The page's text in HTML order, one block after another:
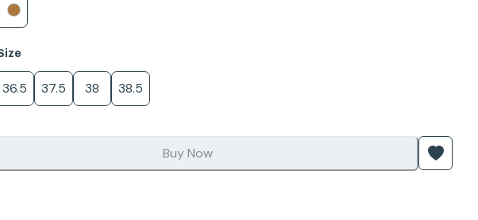
36.5 37.5 38 38.5
Buy Now